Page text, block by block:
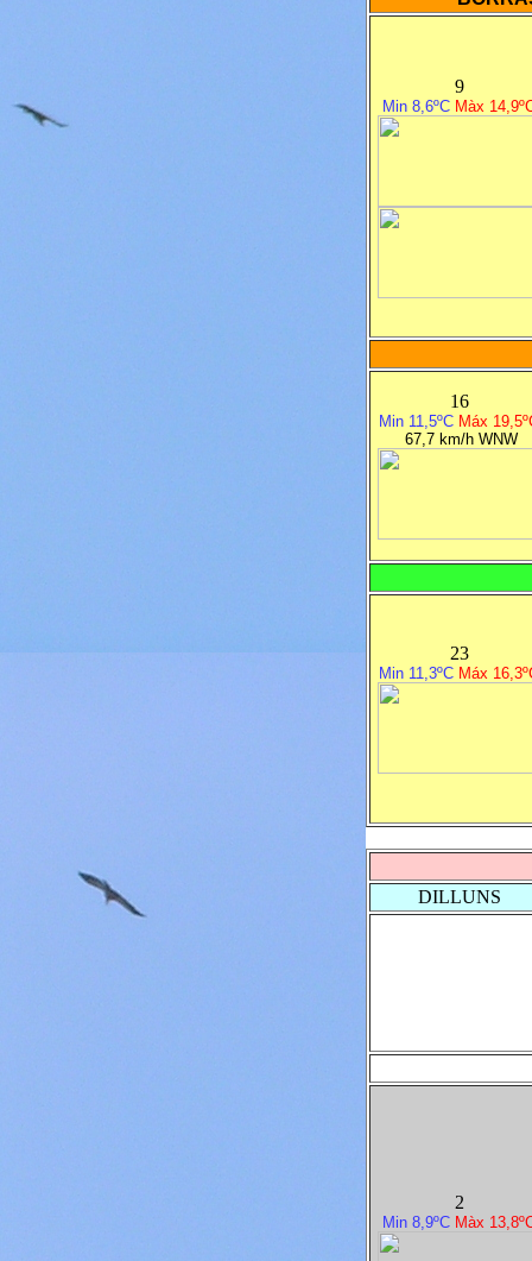
9
Min 8,6ºC Màx
16
Min 11,5ºC Máx
67,7 km/h WNW
23
Min 11,3ºC Máx
DILLUNS
2
Min 8,9ºC Màx